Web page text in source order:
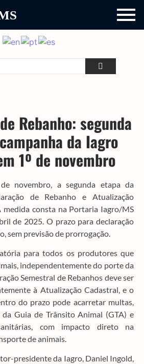
Rebanho: segunda
da Iagro
1º de novembro
novembro, a segunda etapa da
de Rebanho e Atualização
medida consta na Portaria Iagro/MS
de 2025. O prazo para declaração
sem previsão de prorrogação.
para todos os produtores que
independentemente do porte da
Semestral de Rebanhos deve ser
à Atualização Cadastral, e o
do prazo pode acarretar multas,
Guia de Trânsito Animal (GTA) e
com impacto direto na
de animais.
presidente da Iagro, Daniel Ingold,